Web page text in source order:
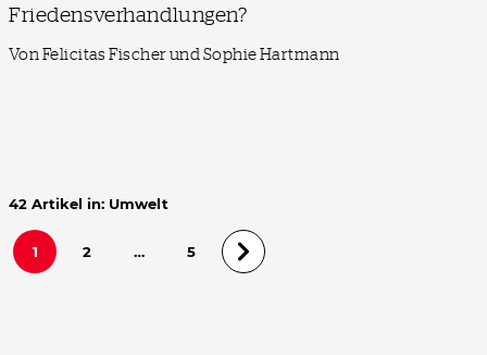
Friedensverhandlungen?
Von Felicitas Fischer und Sophie Hartmann
42 Artikel in: Umwelt
1 2 … 5